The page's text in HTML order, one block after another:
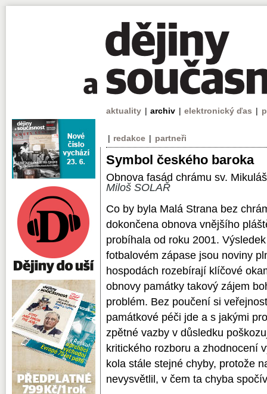
aktuality | archiv | elektronický ďas |
| redakce | partneři
Symbol českého baroka
Obnova fasád chrámu sv.
Miloš SOLAŘ
Co by byla Malá Strana bez
dokončena obnova vnějšího
probíhala od roku 2001.
fotbalovém zápase jsou noviny
hospodách rozebírají klíčové
obnovy památky takový zájem
problém. Bez poučení si
památkové péči jde a s jakými
zpětné vazby v důsledku
kritického rozboru a zhodnocení
kola stále stejné chyby, protože
nevysvětlil, v čem ta chyba